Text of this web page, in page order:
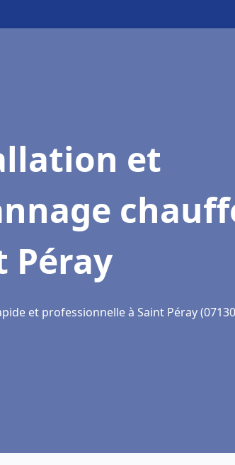
et
Péray
et professionnelle à Saint Péray